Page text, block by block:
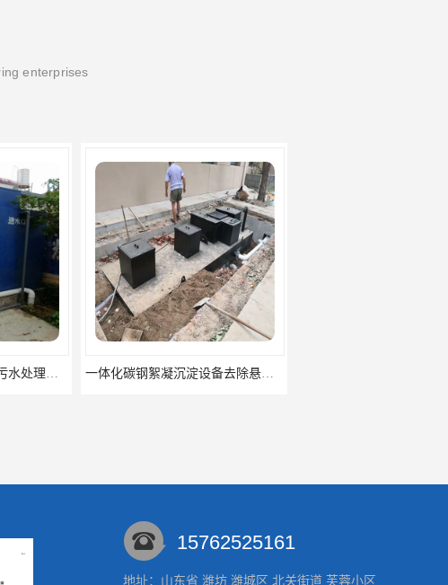
enterprises
一体化碳钢絮凝沉淀设备去除悬浮球物 一体化碳钢絮凝沉淀设备
15762525161
地址：山东省 潍坊 潍城区 北关街道 芙蓉小区